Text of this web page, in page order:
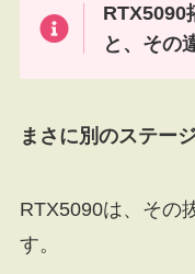
RTX5090
と、その
まさに別のステー
RTX5090は、その
す。